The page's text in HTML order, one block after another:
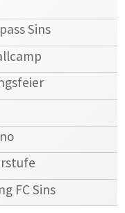
Sins
FC Sins